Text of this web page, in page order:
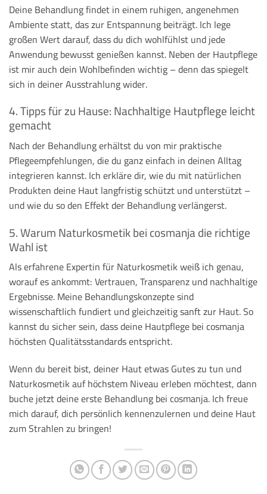
Deine Behandlung findet in einem ruhigen, angenehmen
Ambiente statt, das zur Entspannung beiträgt. Ich lege
großen Wert darauf, dass du dich wohlfühlst und jede
Anwendung bewusst genießen kannst. Neben der Hautpflege
ist mir auch dein Wohlbefinden wichtig – denn das spiegelt
sich in deiner Ausstrahlung wider.
4. Tipps für zu Hause: Nachhaltige Hautpflege leicht
gemacht
Nach der Behandlung erhältst du von mir praktische
Pflegeempfehlungen, die du ganz einfach in deinen Alltag
integrieren kannst. Ich erkläre dir, wie du mit natürlichen
Produkten deine Haut langfristig schützt und unterstützt –
und wie du so den Effekt der Behandlung verlängerst.
5. Warum Naturkosmetik bei cosmanja die richtige
Wahl ist
Als erfahrene Expertin für Naturkosmetik weiß ich genau,
worauf es ankommt: Vertrauen, Transparenz und nachhaltige
Ergebnisse. Meine Behandlungskonzepte sind
wissenschaftlich fundiert und gleichzeitig sanft zur Haut. So
kannst du sicher sein, dass deine Hautpflege bei cosmanja
höchsten Qualitätsstandards entspricht.
Wenn du bereit bist, deiner Haut etwas Gutes zu tun und
Naturkosmetik auf höchstem Niveau erleben möchtest, dann
buche jetzt deine erste Behandlung bei cosmanja. Ich freue
mich darauf, dich persönlich kennenzulernen und deine Haut
zum Strahlen zu bringen!